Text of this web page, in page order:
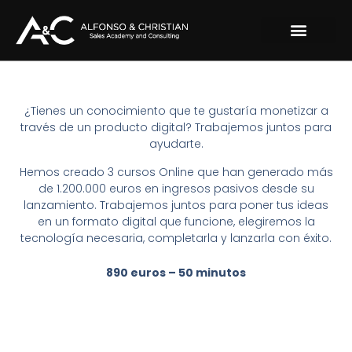
¿Tienes un conocimiento que te gustaría monetizar a
través de un producto digital? Trabajemos juntos para
ayudarte.
Hemos creado 3 cursos Online que han generado más
de 1.200.000 euros en ingresos pasivos desde su
lanzamiento. Trabajemos juntos para poner tus ideas
en un formato digital que funcione, elegiremos la
tecnología necesaria, completarla y lanzarla con éxito.
890 euros – 50 minutos